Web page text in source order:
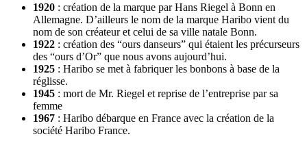
1920 : création de la marque par Hans Riegel à Bonn en
Allemagne. D’ailleurs le nom de la marque Haribo vient du
nom de son créateur et celui de sa ville natale Bonn.
1922 : création des “ours danseurs” qui étaient les précurseurs
des “ours d’Or” que nous avons aujourd’hui.
1925 : Haribo se met à fabriquer les bonbons à base de la
réglisse.
1945 : mort de Mr. Riegel et reprise de l’entreprise par sa
femme
1967 : Haribo débarque en France avec la création de la
société Haribo France.